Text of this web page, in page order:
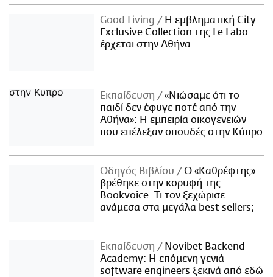
Good Living
Η εμβληματική City
Exclusive Collection της Le Labo
έρχεται στην Αθήνα
Εκπαίδευση
«Νιώσαμε ότι το
παιδί δεν έφυγε ποτέ από την
Αθήνα»: Η εμπειρία οικογενειών
που επέλεξαν σπουδές στην Κύπρο
Οδηγός Βιβλίου
Ο «Καθρέφτης»
βρέθηκε στην κορυφή της
Bookvoice. Τι τον ξεχώρισε
ανάμεσα στα μεγάλα best sellers;
Εκπαίδευση
Novibet Backend
Academy: Η επόμενη γενιά
software engineers ξεκινά από εδώ